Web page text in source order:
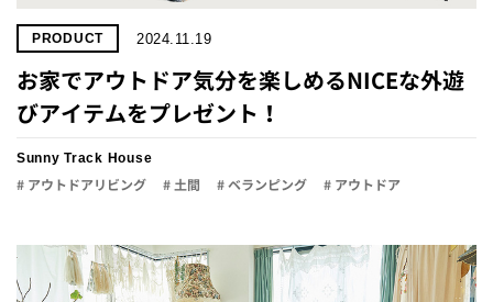
PRODUCT 2024.11.19
お家でアウトドア気分を楽しめるNICEな外遊
びアイテムをプレゼント！
Sunny Track House
# アウトドアリビング # 土間 # ベランピング # アウトドア